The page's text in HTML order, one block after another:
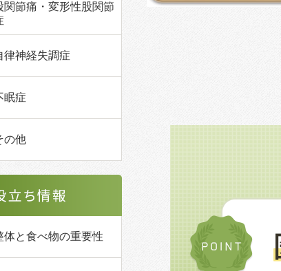
関節痛・変形性股関節
律神経失調症
眠症
の他
体と食べ物の重要性